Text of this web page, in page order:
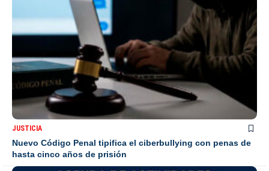
JUSTICIA
Nuevo Código Penal tipifica el ciberbullying con penas de
hasta cinco años de prisión